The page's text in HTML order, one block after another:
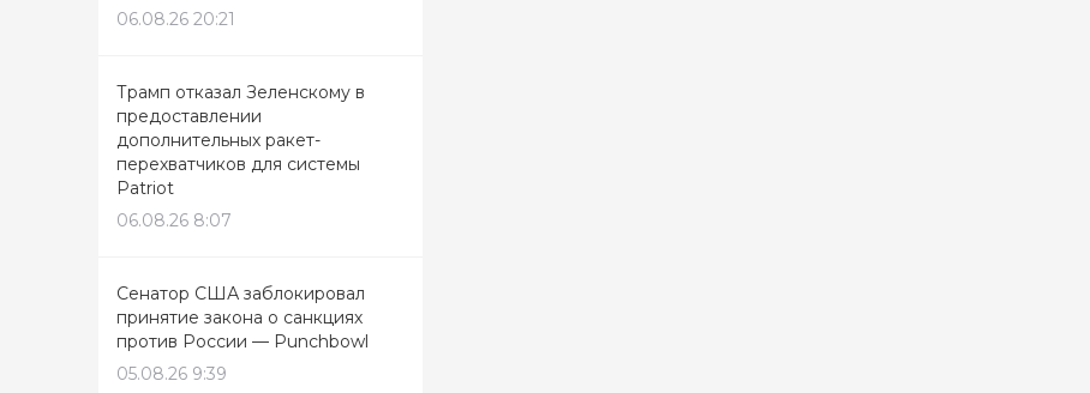
06.08.26 20:21
Трамп отказал Зеленскому в
предоставлении
дополнительных ракет-
перехватчиков для системы
Patriot
06.08.26 8:07
Сенатор США заблокировал
принятие закона о санкциях
против России — Punchbowl
05.08.26 9:39